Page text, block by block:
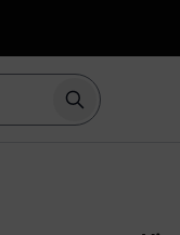
Börja